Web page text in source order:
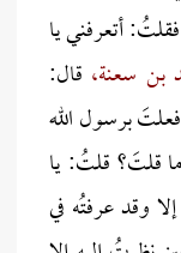
أتعرفني يا
بن سعنة، قال:
برسول الله
قلتَ؟ قلتُ: يا
وقد عرفتُه في